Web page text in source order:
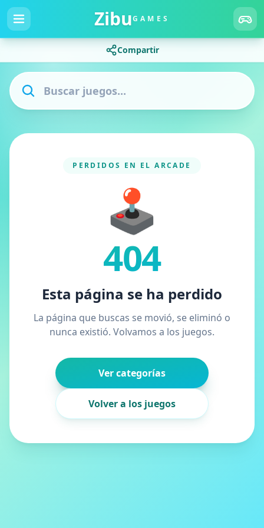
ZibuGAMES
Compartir
PERDIDOS EN EL ARCADE
🕹️
404
Esta página se ha perdido
La página que buscas se movió, se eliminó o
nunca existió. Volvamos a los juegos.
Ver categorías
Volver a los juegos